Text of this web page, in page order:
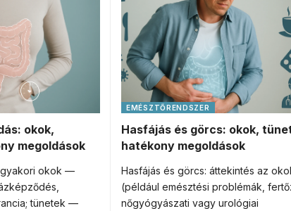
okok,
megoldások
gyakori okok —
tünetek —
EMÉSZTŐRENDSZER
Hasfájás és görcs: okok,
hatékony megoldások
Hasfájás és görcs: áttekintés az
(például emésztési problémák,
nőgyógyászati vagy urológiai